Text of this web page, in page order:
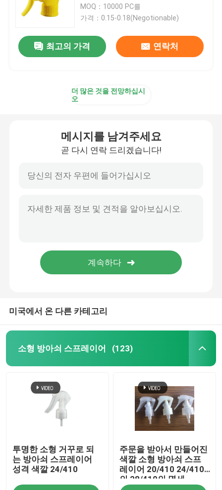
손 방아쇠 스프레이어
화장용 펌프 분배기
방아쇠 펌프 스프레이어
플라스틱 로션 펌프
입술 광택 튜브
비어 있는 탈취 스틱
정유 유리병
MOQ：10000 PC를
가격：0.15-0.18(Negotionable)
최고의 가격 연락처
더 많은 것을 전망하십시
오
메시지를 남겨주세요
곧 다시 연락 드리겠습니다!
미국에서 온 다른 카테고리
소형 방아쇠 스프레이어 (123)
투명한 소형 거꾸로 되
는 방아쇠 스프레이어
성격 색깔 24/410
주문을 받아서 만들어진
색깔 소형 방아쇠 스프
레이어 20/410 24/410
의 28/410의 명세